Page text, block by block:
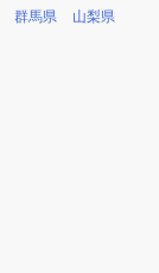
群馬県 山梨県